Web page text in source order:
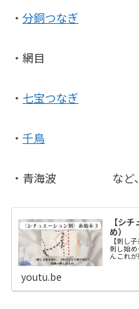
・ 分銅つなぎ
・網目
・ 七宝つなぎ
・ 千鳥
・青海波 など、曲
【シ
め）
【刺し
刺し始
んこれ
youtu.be